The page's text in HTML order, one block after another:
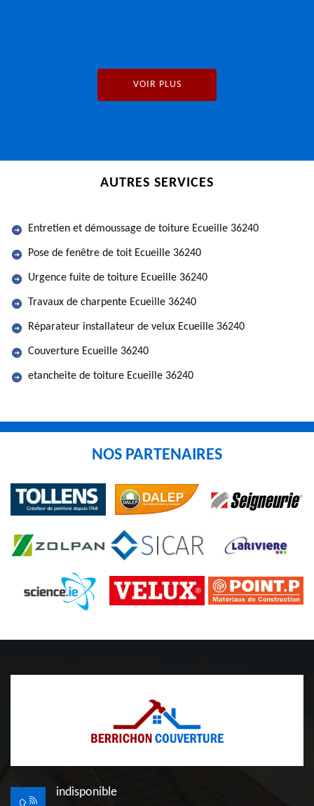
VOIR PLUS
AUTRES SERVICES
Entretien et démoussage de toiture Ecueille 36240
Pose de fenêtre de toit Ecueille 36240
Urgence fuite de toiture Ecueille 36240
Travaux de charpente Ecueille 36240
Réparateur installateur de velux Ecueille 36240
Couverture Ecueille 36240
etancheite de toiture Ecueille 36240
NOS PARTENAIRES
indisponible